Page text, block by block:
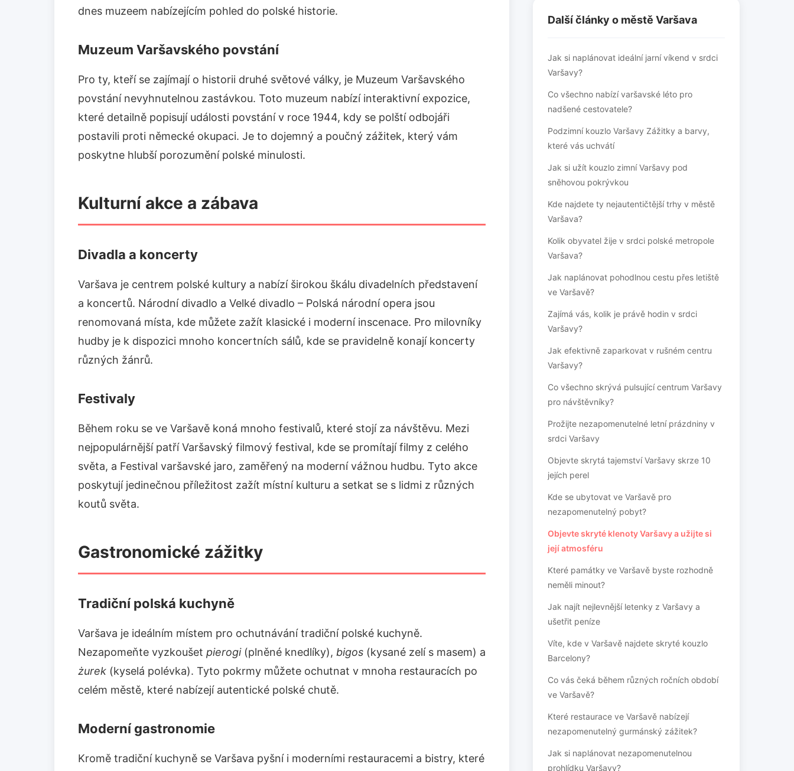
dnes muzeem nabízejícím pohled do polské historie.
Muzeum Varšavského povstání
Pro ty, kteří se zajímají o historii druhé světové války, je Muzeum Varšavského
povstání nevyhnutelnou zastávkou. Toto muzeum nabízí interaktivní expozice,
které detailně popisují události povstání v roce 1944, kdy se polští odbojáři
postavili proti německé okupaci. Je to dojemný a poučný zážitek, který vám
poskytne hlubší porozumění polské minulosti.
Kulturní akce a zábava
Divadla a koncerty
Varšava je centrem polské kultury a nabízí širokou škálu divadelních představení
a koncertů. Národní divadlo a Velké divadlo – Polská národní opera jsou
renomovaná místa, kde můžete zažít klasické i moderní inscenace. Pro milovníky
hudby je k dispozici mnoho koncertních sálů, kde se pravidelně konají koncerty
různých žánrů.
Festivaly
Během roku se ve Varšavě koná mnoho festivalů, které stojí za návštěvu. Mezi
nejpopulárnější patří Varšavský filmový festival, kde se promítají filmy z celého
světa, a Festival varšavské jaro, zaměřený na moderní vážnou hudbu. Tyto akce
poskytují jedinečnou příležitost zažít místní kulturu a setkat se s lidmi z různých
koutů světa.
Gastronomické zážitky
Tradiční polská kuchyně
Varšava je ideálním místem pro ochutnávání tradiční polské kuchyně.
Nezapomeňte vyzkoušet pierogi(plněné knedlíky), bigos (kysané zelí s masem) a
żurek (kyselá polévka). Tyto pokrmy můžete ochutnat v mnoha restauracích po
celém městě, které nabízejí autentické polské chutě.
Moderní gastronomie
Kromě tradiční kuchyně se Varšava pyšní i moderními restauracemi a bistry, které
Další články o městě Varšava
Jak si naplánovat ideální jarní víkend v srdci
Varšavy?
Co všechno nabízí varšavské léto pro
nadšené cestovatele?
Podzimní kouzlo Varšavy Zážitky a barvy,
které vás uchvátí
Jak si užít kouzlo zimní Varšavy pod
sněhovou pokrývkou
Kde najdete ty nejautentičtější trhy v městě
Varšava?
Kolik obyvatel žije v srdci polské metropole
Varšava?
Jak naplánovat pohodlnou cestu přes letiště
ve Varšavě?
Zajímá vás, kolik je právě hodin v srdci
Varšavy?
Jak efektivně zaparkovat v rušném centru
Varšavy?
Co všechno skrývá pulsující centrum Varšavy
pro návštěvníky?
Prožijte nezapomenutelné letní prázdniny v
srdci Varšavy
Objevte skrytá tajemství Varšavy skrze 10
jejích perel
Kde se ubytovat ve Varšavě pro
nezapomenutelný pobyt?
Objevte skryté klenoty Varšavy a užijte si
její atmosféru
Které památky ve Varšavě byste rozhodně
neměli minout?
Jak najít nejlevnější letenky z Varšavy a
ušetřit peníze
Víte, kde v Varšavě najdete skryté kouzlo
Barcelony?
Co vás čeká během různých ročních období
ve Varšavě?
Které restaurace ve Varšavě nabízejí
nezapomenutelný gurmánský zážitek?
Jak si naplánovat nezapomenutelnou
prohlídku Varšavy?